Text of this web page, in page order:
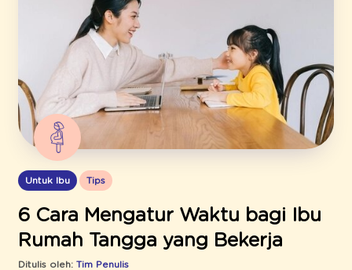
Untuk Ibu Tips
6 Cara Mengatur Waktu bagi Ibu
Rumah Tangga yang Bekerja
Ditulis oleh: Tim Penulis